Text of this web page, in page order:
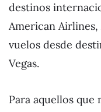
destinos
American
vuelos desde
Vegas.
Para aquellos que